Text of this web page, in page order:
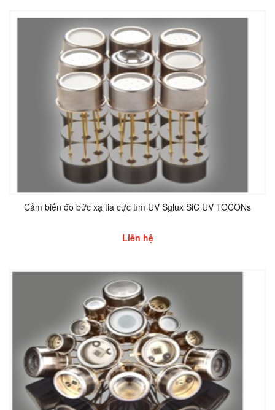
Cảm biến đo bức xạ tia cực tím UV Sglux SiC UV TOCONs
Liên hệ